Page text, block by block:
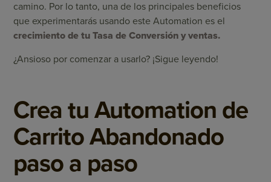
camino. Por lo tanto, una de los principales beneficios
que experimentarás usando este Automation es el
crecimiento de tu Tasa de Conversión y ventas.
¿Ansioso por comenzar a usarlo? ¡Sigue leyendo!
Crea tu Automation de
Carrito Abandonado
paso a paso